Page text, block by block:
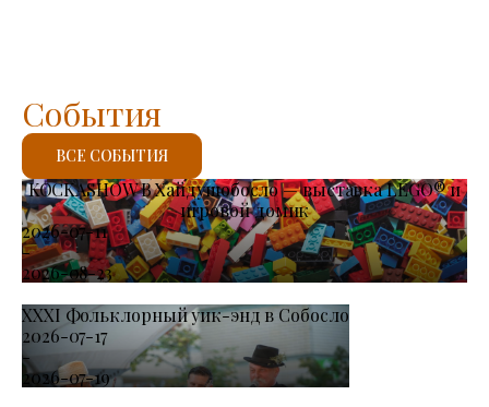
KOCKASHOW В Хайдушобосло — выставка LEGO® и
игровой домик
2026-07-11
-
2026-08-23
XXXI Фольклорный уик-энд в Собосло
2026-07-17
-
2026-07-19
События
ВСЕ СОБЫТИЯ